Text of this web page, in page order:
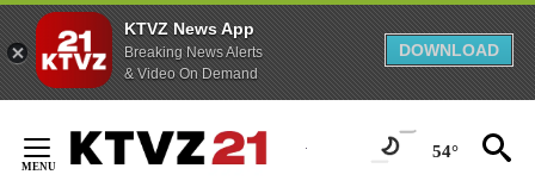
KTVZ News App
Breaking News Alerts
& Video On Demand
DOWNLOAD
Content
54°